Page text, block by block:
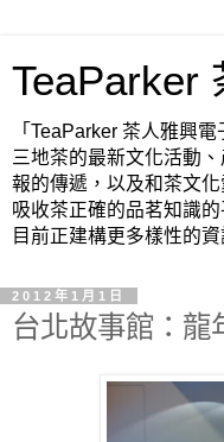
TeaParker
「TeaParker 茶人雅興
三地茶的最新文化活動
報的傳遞，以及和茶文
吸收茶正確的品茗知識
目前正建構更多樣性的
2012年1月1日
台北故事館：龍